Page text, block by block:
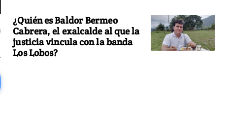
¿Quién es Baldor Bermeo
Cabrera, el exalcalde al que la
justicia vincula con la banda
Los Lobos?